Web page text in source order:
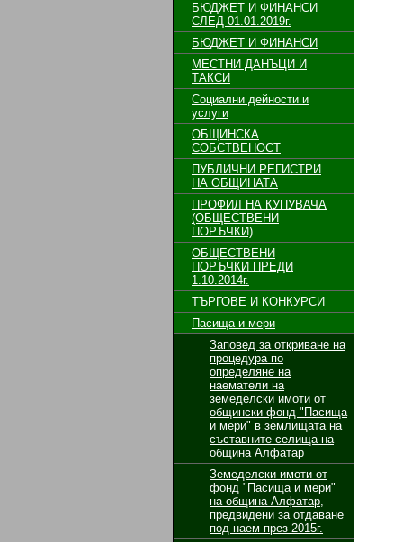
БЮДЖЕТ И ФИНАНСИ
СЛЕД 01.01.2019г.
БЮДЖЕТ И ФИНАНСИ
МЕСТНИ ДАНЪЦИ И
ТАКСИ
Социални дейности и
услуги
ОБЩИНСКА
СОБСТВЕНОСТ
ПУБЛИЧНИ РЕГИСТРИ
НА ОБЩИНАТА
ПРОФИЛ НА КУПУВАЧА
(ОБЩЕСТВЕНИ
ПОРЪЧКИ)
ОБЩЕСТВЕНИ
ПОРЪЧКИ ПРЕДИ
1.10.2014г.
ТЪРГОВЕ И КОНКУРСИ
Пасища и мери
Заповед за откриване на
процедура по
определяне на
наематели на
земеделски имоти от
общински фонд "Пасища
и мери" в землищата на
съставните селища на
община Алфатар
Земеделски имоти от
фонд "Пасища и мери"
на община Алфатар,
предвидени за отдаване
под наем през 2015г.